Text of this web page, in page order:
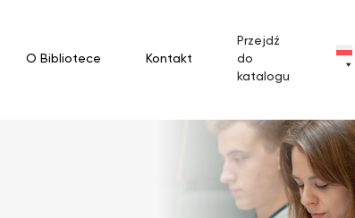
O Bibliotece Kontakt
Przejdź
do
katalogu